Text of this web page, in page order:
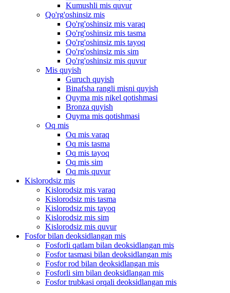
Kumushli mis quvur
Qo'rg'oshinsiz mis
Qo'rg'oshinsiz mis varaq
Qo'rg'oshinsiz mis tasma
Qo'rg'oshinsiz mis tayoq
Qo'rg'oshinsiz mis sim
Qo'rg'oshinsiz mis quvur
Mis quyish
Guruch quyish
Binafsha rangli misni quyish
Quyma mis nikel qotishmasi
Bronza quyish
Quyma mis qotishmasi
Oq mis
Oq mis varaq
Oq mis tasma
Oq mis tayoq
Oq mis sim
Oq mis quvur
Kislorodsiz mis
Kislorodsiz mis varaq
Kislorodsiz mis tasma
Kislorodsiz mis tayoq
Kislorodsiz mis sim
Kislorodsiz mis quvur
Fosfor bilan deoksidlangan mis
Fosforli qatlam bilan deoksidlangan mis
Fosfor tasmasi bilan deoksidlangan mis
Fosfor rod bilan deoksidlangan mis
Fosforli sim bilan deoksidlangan mis
Fosfor trubkasi orqali deoksidlangan mis